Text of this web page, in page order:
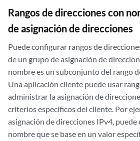
Rangos de direcciones con
de asignación de direcciones
Puede configurar rangos de
de un grupo de asignación de
nombre es un subconjunto del rango
Una aplicación cliente puede usar
administrar la asignación de
criterios específicos del cliente. Por
asignación de direcciones IPv4, puede
nombre que se base en un valor